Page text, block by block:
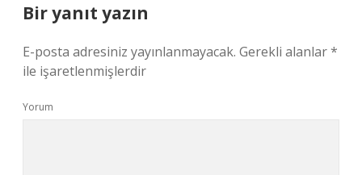
Bir yanıt yazın
E-posta adresiniz yayınlanmayacak. Gerekli alanlar*
ile işaretlenmişlerdir
Yorum